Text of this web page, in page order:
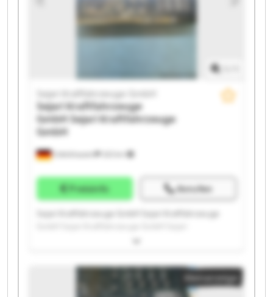
Odelzhausen
Sejari Kraftfahrzeuge GmbH
Sejari Kraftfahrzeuge
GmbH Sejari Kraftfahrzeuge
GmbH
Preisinfo Anrufen
Sejari Kraftfahrzeuge GmbH Sejari Kraftfahrzeuge
Kraftfahrzeuge GmbH Sejari Kraftfahrzeuge GmbH
GmbH Sejari Kraftfahrzeuge GmbH Sejari
Kraftfahrzeuge GmbH Sejari Kraftfahrzeuge GmbH
Sejari Kraftfahrzeuge GmbH Sejari Kraftfahrzeuge
Kleinanzeige